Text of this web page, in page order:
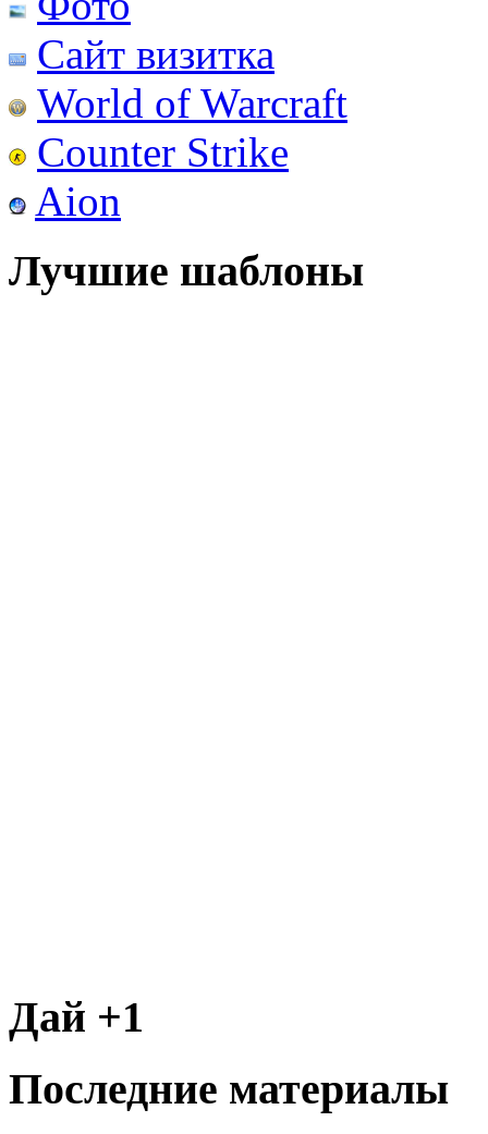
Сайт визитка
World of Warcraft
Counter Strike
Aion
Лучшие шаблоны
Дай +1
Последние материалы